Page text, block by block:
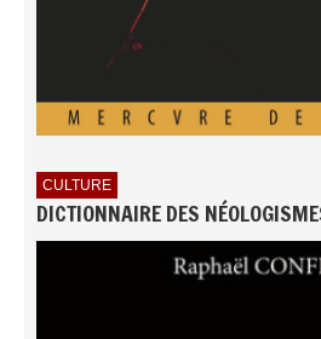
CULTURE
DICTIONNAIRE DES